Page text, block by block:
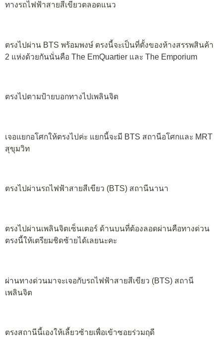
ทางรถไฟฟ้าสายสีเขียวตลอดแนว
ตรงไปผ่าน BTS พร้อมพงษ์ ตรงนี้จะเป็นที่ตั้งของห้างสรรพสินค้า
2 แห่งด้วยกันนั่นคือ The EmQuartier และ The Emporium
ตรงไปตามป้ายบอกทางไปเพลินจิต
เจอแยกอโศกให้ตรงไปค่ะ แยกนี้จะมี BTS สถานีอโศกและ MRT
สุขุมวิท
ตรงไปผ่านรถไฟฟ้าสายสีเขียว (BTS) สถานีนานา
ตรงไปผ่านเพลินจิตเซ็นเตอร์ ด้านบนที่ต้องลอดผ่านคือทางด่วน
ตรงนี้ให้เตรียมชิดซ้ายได้เลยนะคะ
ผ่านทางด่วนมาจะเจอกับรถไฟฟ้าสายสีเขียว (BTS) สถานี
เพลินจิต
ตรงสถานีนี้เองให้เลี้ยวซ้ายเพื่อเข้าซอยร่วมฤดี